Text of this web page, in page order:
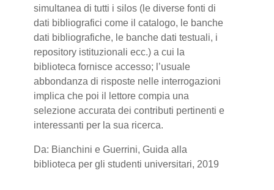
simultanea di tutti i silos (le diverse fonti di
dati bibliografici come il catalogo, le banche
dati bibliografiche, le banche dati testuali, i
repository istituzionali ecc.) a cui la
biblioteca fornisce accesso; l’usuale
abbondanza di risposte nelle interrogazioni
implica che poi il lettore compia una
selezione accurata dei contributi pertinenti e
interessanti per la sua ricerca.
Da: Bianchini e Guerrini, Guida alla
biblioteca per gli studenti universitari, 2019